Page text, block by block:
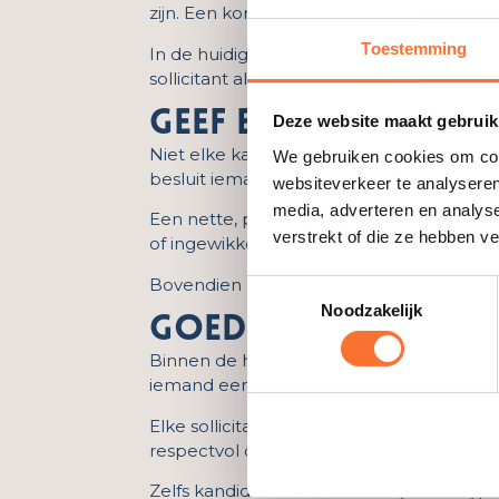
Toestemming
Deze website maakt
We gebruiken cookies om
websiteverkeer te
media, adverteren en
verstrekt of die ze hebben
Noodzakelijk
zijn. Een korte reactie of een berichtje
In de huidige arbeidsmarkt zijn goede
sollicitant al ergens anders heeft
geef elke
Niet elke kandidaat zal uiteindelijk bij
besluit iemand niet uit te nodigen voor
Een nette, positieve afwijzing laat zien
of ingewikkeld te zijn. Een korte,
Bovendien blijft de ervaring met jouw
goed voor je
Binnen de hippische sector is het
iemand een prettige sollicitatie-ervaring
Elke sollicitant, ook degene die je
respectvol communiceert, draagt dat bij
Zelfs kandidaten die uiteindelijk niet bij